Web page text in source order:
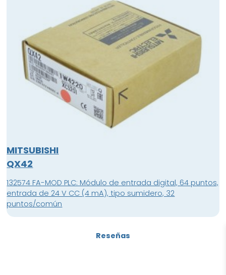
MITSUBISHI
QX42
132574 FA-MOD PLC: Módulo de entrada digital, 64 puntos,
entrada de 24 V CC (4 mA), tipo sumidero, 32
puntos/común
Reseñas